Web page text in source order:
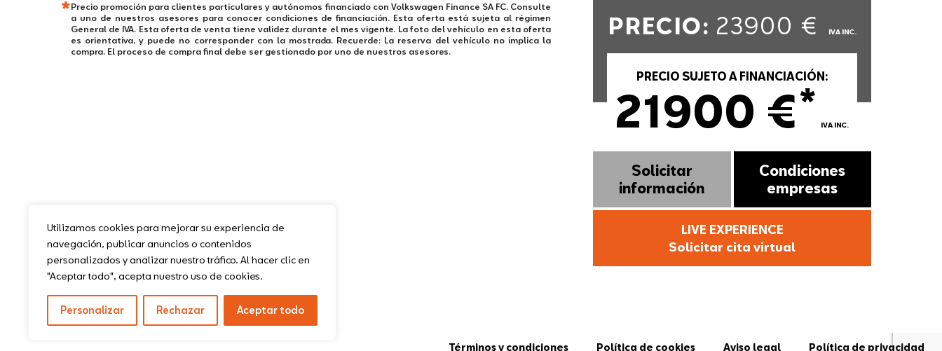
Utilizamos cookies para mejorar su experiencia de
navegación, publicar anuncios o contenidos
personalizados y analizar nuestro tráfico. Al hacer clic en
"Aceptar todo", acepta nuestro uso de cookies.
Personalizar Rechazar Aceptar todo
*Precio promoción para clientes particulares y autónomos financiado con Volkswagen Finance SA FC. Consulte
a uno de nuestros asesores para conocer condiciones de financiación. Esta oferta está sujeta al régimen
General de IVA. Esta oferta de venta tiene validez durante el mes vigente. La foto del vehículo en esta oferta
es orientativa, y puede no corresponder con la mostrada. Recuerde: La reserva del vehículo no implica la
compra. El proceso de compra final debe ser gestionado por uno de nuestros asesores.
PRECIO: 23900 € IVA INC.
PRECIO SUJETO A FINANCIACIÓN:
21900 €*
IVA INC.
Solicitar
información
Condiciones
empresas
LIVE EXPERIENCE
Solicitar cita virtual
Política de privacidad
Aviso legal
Política de cookies
Términos y condiciones